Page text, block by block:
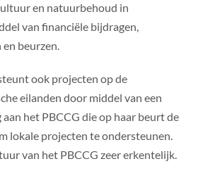
en natuurbehoud in
van financiële bijdragen,
beurzen.
ook projecten op de
eilanden door middel van een
het PBCCG die op haar beurt de
lokale projecten te ondersteunen.
van het PBCCG zeer erkentelijk.